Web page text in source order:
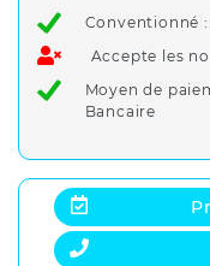
Conventionné :
Accepte les
Moyen de
Bancaire